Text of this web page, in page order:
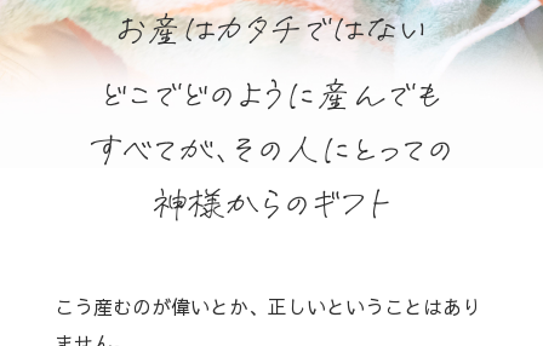
お産はカタチではない
どこでどのように産んでも
すべてが、その人にとっての
神様からのギフト
こう産むのが偉いとか、正しいということはあり